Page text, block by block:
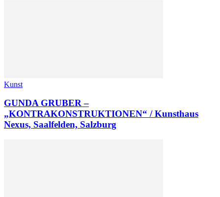
Kunst
GUNDA GRUBER –
„KONTRAKONSTRUKTIONEN“ / Kunsthaus
Nexus, Saalfelden, Salzburg